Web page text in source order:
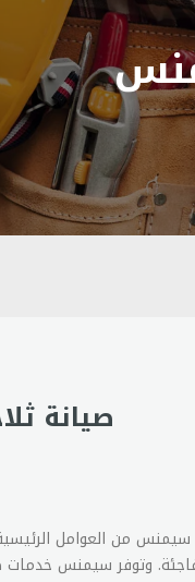
صيانة
سيمنس من العوامل
وتوفر سيمنس خدمات